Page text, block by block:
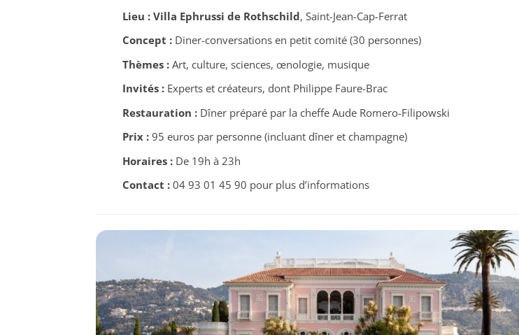
Lieu : Villa Ephrussi de Rothschild, Saint-Jean-Cap-Ferrat
Concept :Diner-conversations en petit comité (30 personnes)
Thèmes :Art, culture, sciences, œnologie, musique
Invités :Experts et créateurs, dont Philippe Faure-Brac
Restauration :Dîner préparé par la cheffe Aude Romero-Filipowski
Prix :95 euros par personne (incluant dîner et champagne)
Horaires :De 19h à 23h
Contact :04 93 01 45 90 pour plus d’informations